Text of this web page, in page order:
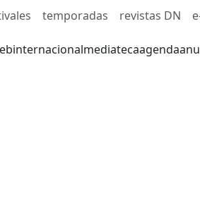
temporadas revistas DN
internacionalmediatecaagenda